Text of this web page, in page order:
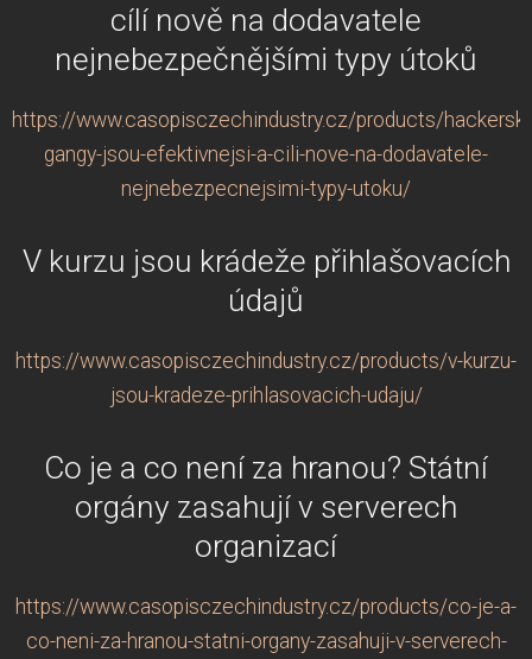
cílí nově na dodavatele
nejnebezpečnějšími typy útoků
https://www.casopisczechindustry.cz/products/
gangy-jsou-efektivnejsi-a-cili-nove-na-dodavatele-
nejnebezpecnejsimi-typy-utoku/
V kurzu jsou krádeže přihlašovacích
údajů
https://www.casopisczechindustry.cz/products/v-kurzu-
jsou-kradeze-prihlasovacich-udaju/
Co je a co není za hranou? Státní
orgány zasahují v serverech
organizací
https://www.casopisczechindustry.cz/products/co-je-a-
co-neni-za-hranou-statni-organy-zasahuji-v-serverech-